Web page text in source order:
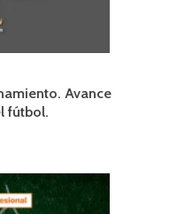
Avance
fútbol.